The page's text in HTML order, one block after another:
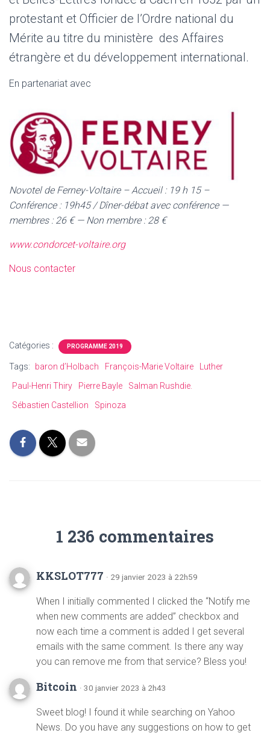
protestant et Officier de l’Ordre national du
Mérite au titre du ministère des Affaires
étrangère et du développement international.
En partenariat avec
Novotel de Ferney-Voltaire – Accueil : 19 h 15 –
Conférence : 19h45 / Dîner-débat avec conférence —
membres : 26 € — Non membre : 28 €
www.condorcet-voltaire.org
Nous contacter
Catégories : PROGRAMME 2019
Tags: baron d’Holbach François-Marie Voltaire
Luther
Paul-Henri Thiry
Pierre Bayle
Salman Rushdie.
Sébastien Castellion
Spinoza
1 236 commentaires
KKSLOT777 · 29 janvier 2023 à 22h59
When I initially commented I clicked the “Notify me
when new comments are added” checkbox and
now each time a comment is added I get several
emails with the same comment. Is there any way
you can remove me from that service? Bless you!
Bitcoin · 30 janvier 2023 à 2h43
Sweet blog! I found it while searching on Yahoo
News. Do you have any suggestions on how to get